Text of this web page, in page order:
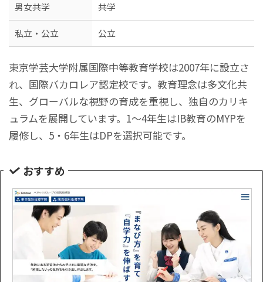
男女共学 共学
私立・公立 公立
東京学芸大学附属国際中等教育学校は2007年に設立さ
れ、国際バカロレア認定校です。教育理念は多文化共
生、グローバルな視野の育成を重視し、独自のカリキ
ュラムを展開しています。1～4年生はIB教育のMYPを
履修し、5・6年生はDPを選択可能です。
おすすめ